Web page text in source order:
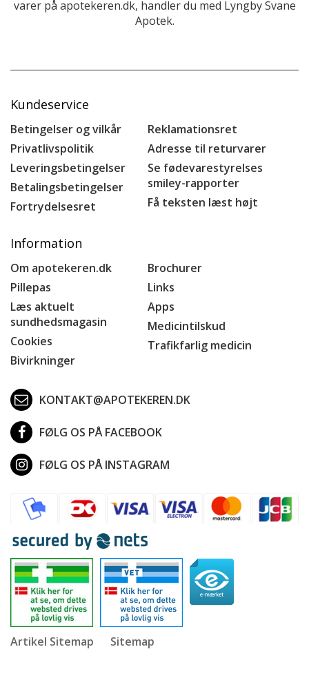
varer på apotekeren.dk, handler du med Lyngby Svane
Apotek.
Kundeservice
Betingelser og vilkår
Privatlivspolitik
Leveringsbetingelser
Betalingsbetingelser
Fortrydelsesret
Reklamationsret
Adresse til returvarer
Se fødevarestyrelses
smiley-rapporter
Få teksten læst højt
Information
Om apotekeren.dk
Pillepas
Læs aktuelt
sundhedsmagasin
Cookies
Bivirkninger
Brochurer
Links
Apps
Medicintilskud
Trafikfarlig medicin
KONTAKT@APOTEKEREN.DK
FØLG OS PÅ FACEBOOK
FØLG OS PÅ INSTAGRAM
Artikel Sitemap Sitemap